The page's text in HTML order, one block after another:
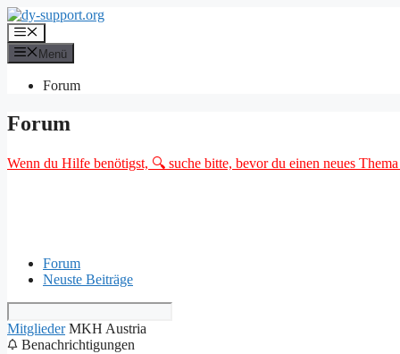
Zum
Inhalt
springen
Menü
Menü
Forum
Forum
Wenn du Hilfe benötigst, 🔍 suche bitte, bevor du einen neues
Forum
Neuste Beiträge
Mitglieder MKH Austria
Benachrichtigungen